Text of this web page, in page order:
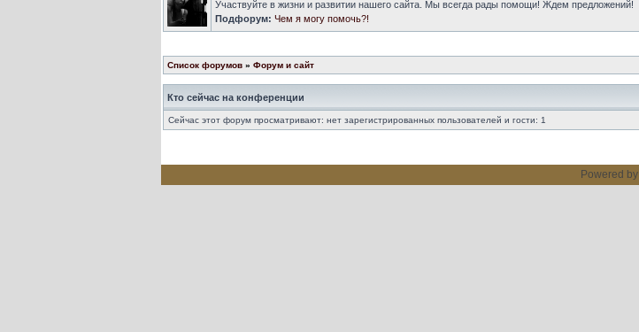
Участвуйте в жизни и развитии нашего сайта. Мы всегда рады помощи! Ждем предложений!
Подфорум: Чем я могу помочь?!
Список форумов » Форум и сайт
Кто сейчас на конференции
Сейчас этот форум просматривают: нет зарегистрированных пользователей и гости: 1
Powered by